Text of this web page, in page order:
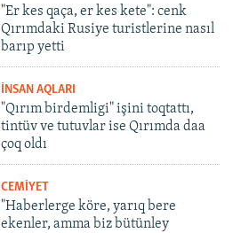
"Er kes qaça, er kes kete": cenk
Qırımdaki Rusiye turistlerine nasıl
barıp yetti
İNSAN AQLARI
"Qırım birdemligi" işini toqtattı,
tintüv ve tutuvlar ise Qırımda daa
çoq oldı
CEMİYET
"Haberlerge köre, yarıq bere
ekenler, amma biz bütünley